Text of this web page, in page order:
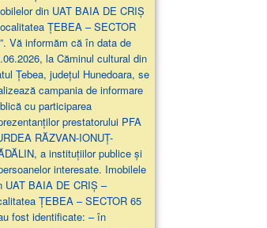
din UAT BAIA DE CRIȘ
ȚEBEA – SECTOR
Vă informăm că în data de
la Căminul cultural din
Țebea, județul Hunedoara, se
campania de informare
cu participarea
prestatorului PFA
RĂZVAN-IONUȚ-
a instituțiilor publice și
interesate. Imobilele
UAT BAIA DE CRIȘ –
ȚEBEA – SECTOR 65
fost identificate: – în